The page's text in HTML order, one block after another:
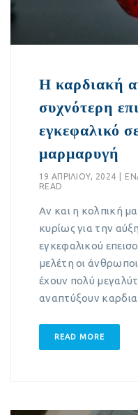
Η καρδιακή
συχνότερη
εγκεφαλικό
μαρμαρυγή
19 ΑΠΡΙΛΊΟΥ, 2024
READ
Αν και η κολπική
κυρίως για την
εγκεφαλικού
μελέτη οι
έχουν πολύ
αναπτύξουν
READ MORE